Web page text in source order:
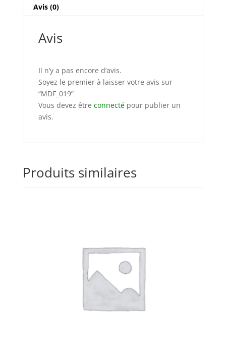
Avis (0)
Avis
Il n’y a pas encore d’avis.
Soyez le premier à laisser votre avis sur
“MDF_019”
Vous devez être connectépour publier un
avis.
Produits similaires